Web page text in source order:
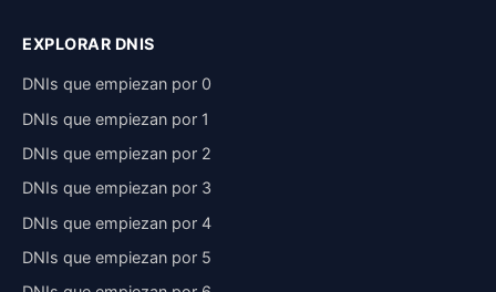
EXPLORAR DNIS
DNIs que empiezan por 0
DNIs que empiezan por 1
DNIs que empiezan por 2
DNIs que empiezan por 3
DNIs que empiezan por 4
DNIs que empiezan por 5